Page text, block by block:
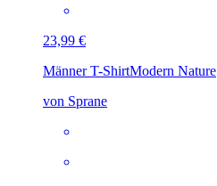
23,99 €
Männer T-ShirtModern Nature
von Sprane